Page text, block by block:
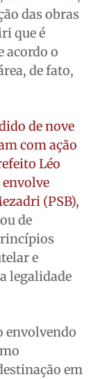
das obras
que é
acordo o
de fato,
de nove
com ação
Léo
envolve
(PSB),
de
e
legalidade
envolvendo
em